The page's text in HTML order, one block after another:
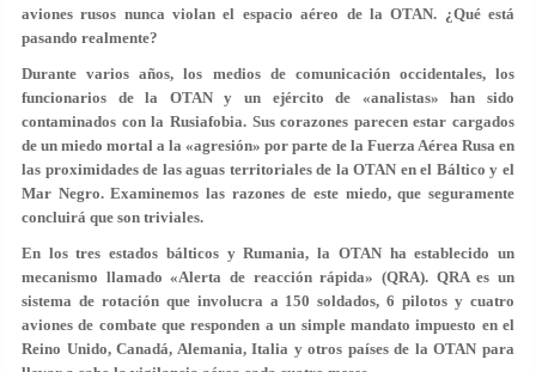
aviones rusos nunca violan el espacio aéreo de la OTAN. ¿Qué está
pasando realmente?
Durante varios años, los medios de comunicación occidentales, los
funcionarios de la OTAN y un ejército de «analistas» han sido
contaminados con la Rusiafobia. Sus corazones parecen estar cargados
de un miedo mortal a la «agresión» por parte de la Fuerza Aérea Rusa en
las proximidades de las aguas territoriales de la OTAN en el Báltico y el
Mar Negro. Examinemos las razones de este miedo, que seguramente
concluirá que son triviales.
En los tres estados bálticos y Rumania, la OTAN ha establecido un
mecanismo llamado «Alerta de reacción rápida» (QRA). QRA es un
sistema de rotación que involucra a 150 soldados, 6 pilotos y cuatro
aviones de combate que responden a un simple mandato impuesto en el
Reino Unido, Canadá, Alemania, Italia y otros países de la OTAN para